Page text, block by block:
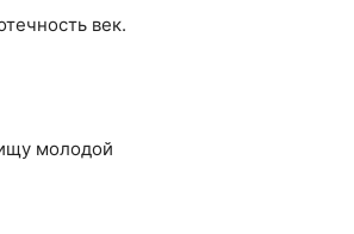
век.
молодой